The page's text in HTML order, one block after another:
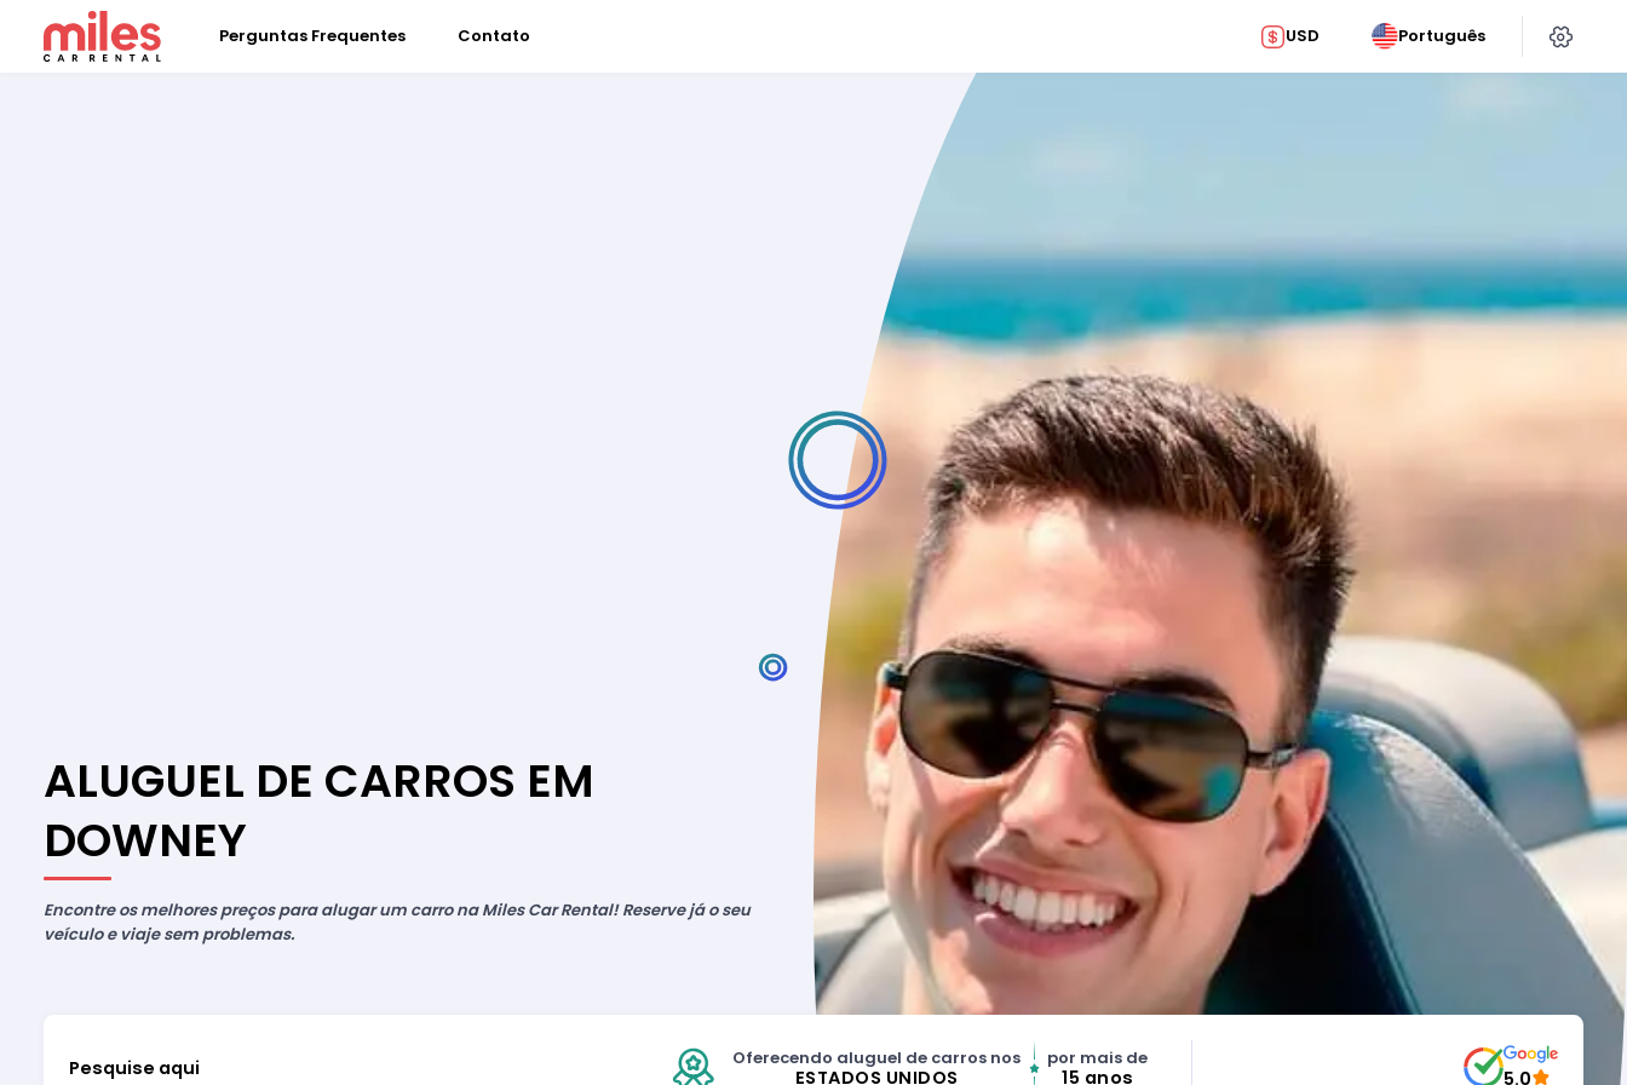
Perguntas Frequentes Contato USD Português
ALUGUEL DE CARROS EM
DOWNEY
Encontre os melhores preços para alugar um carro na Miles Car Rental! Reserve já o seu
veículo e viaje sem problemas.
Pesquise aqui Oferecendo aluguel de carros nos
ESTADOS UNIDOS
por mais de
15 anos 5.0